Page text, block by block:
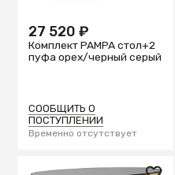
27 520 ₽
Комплект PAMPA стол+2
пуфа орех/черный серый
СООБЩИТЬ О
ПОСТУПЛЕНИИ
Временно отсутствует